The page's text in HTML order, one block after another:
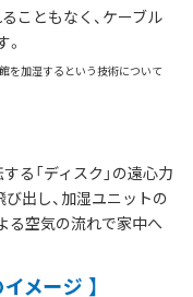
こともなく、ケーブル
を加湿するという技術について
る「ディスク」の遠心力
出し、加湿ユニットの
る空気の流れで家中へ